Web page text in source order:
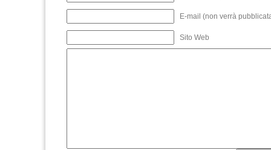
E-mail (non verrà
Sito Web